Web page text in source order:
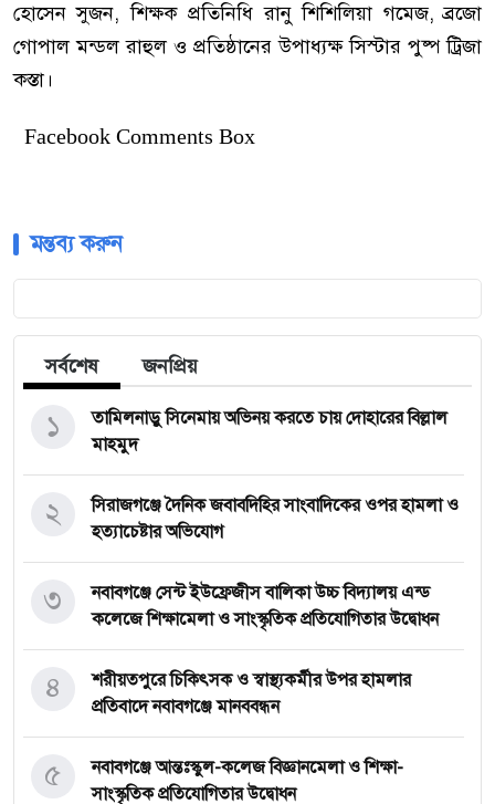
হোসেন সুজন, শিক্ষক প্রতিনিধি রানু শিশিলিয়া গমেজ, ব্রজো
গোপাল মন্ডল রাহুল ও প্রতিষ্ঠানের উপাধ্যক্ষ সিস্টার পুষ্প ট্রিজা
কস্তা।
Facebook Comments Box
মন্তব্য করুন
সর্বশেষ জনপ্রিয়
তামিলনাড়ু সিনেমায় অভিনয় করতে চায় দোহারের বিল্লাল
মাহমুদ
১
সিরাজগঞ্জে দৈনিক জবাবদিহির সাংবাদিকের ওপর হামলা ও
হত্যাচেষ্টার অভিযোগ
২
নবাবগঞ্জে সেন্ট ইউফ্রেজীস বালিকা উচ্চ বিদ্যালয় এন্ড
কলেজে শিক্ষামেলা ও সাংস্কৃতিক প্রতিযোগিতার উদ্বোধন
৩
শরীয়তপুরে চিকিৎসক ও স্বাস্থ্যকর্মীর উপর হামলার
প্রতিবাদে নবাবগঞ্জে মানববন্ধন
৪
নবাবগঞ্জে আন্তঃস্কুল-কলেজ বিজ্ঞানমেলা ও শিক্ষা-
সাংস্কৃতিক প্রতিযোগিতার উদ্বোধন
৫